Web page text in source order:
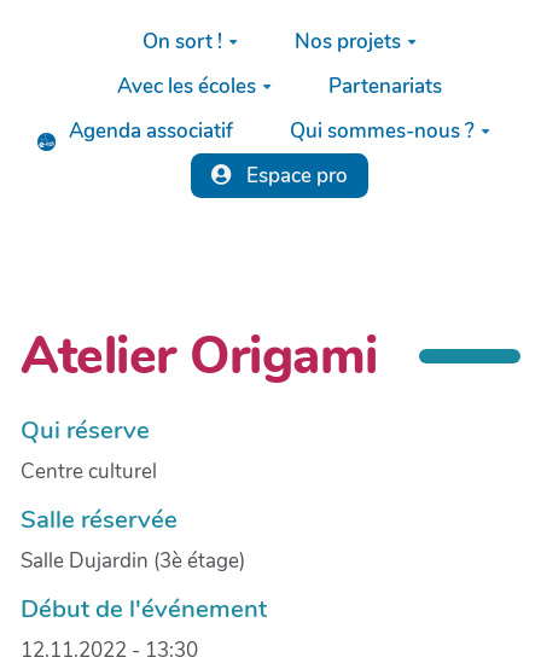
Aller au contenu principal
On sort !
Nos projets
Avec les écoles
Partenariats
Agenda associatif
Qui sommes-nous ?
Espace pro
Atelier Origami
Qui réserve
Centre culturel
Salle réservée
Salle Dujardin (3è étage)
Début de l'événement
12.11.2022 - 13:30